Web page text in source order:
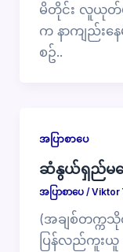
မိတိုင်း လူယု
က နာကျည်း
စဥ်..
အပြာစာပေ
ဆံနွယ်ရှည်မလ
အပြာစာပေ/ Viktor
(အချစ်တက္က
ပြန်လည်ကူး